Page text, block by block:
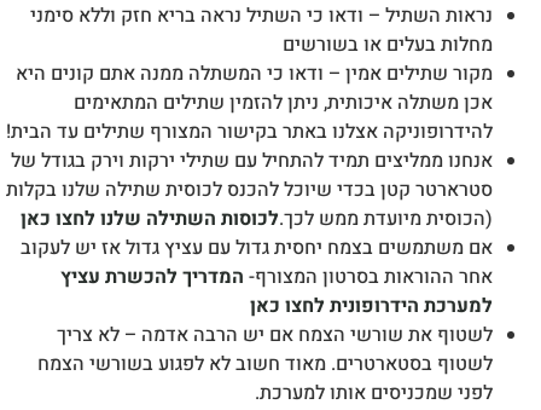
נראות השתיל – ודאו כי השתיל נראה בריא חזק וללא סימני
מחלות בעלים או בשורשים
מקור שתילים אמין – ודאו כי המשתלה ממנה אתם קונים היא
אכן משתלה איכותית, ניתן להזמין שתילים המתאימים
להידרופוניקה אצלנו באתר בקישור המצורף שתילים עד הבית!
אנחנו ממליצים תמיד להתחיל עם שתילי ירקות וירק בגודל של
סטרארטר קטן בכדי שיוכל להכנס לכוסית שתילה שלנו בקלות
(הכוסית מיועדת ממש לכך.לכוסות השתילה שלנו לחצו כאן
אם משתמשים בצמח יחסית גדול עם עציץ גדול אז יש לעקוב
אחר ההוראות בסרטון המצורף- המדריך להכשרת עציץ
למערכת הידרופונית לחצו כאן
לשטוף את שורשי הצמח אם יש הרבה אדמה – לא צריך
לשטוף בסטארטרים. מאוד חשוב לא לפגוע בשורשי הצמח
לפני שמכניסים אותו למערכת.